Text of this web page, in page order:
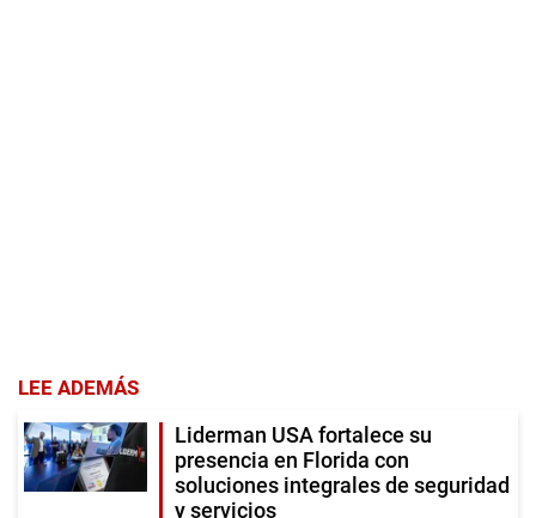
LEE ADEMÁS
Liderman USA fortalece su
presencia en Florida con
soluciones integrales de seguridad
y servicios